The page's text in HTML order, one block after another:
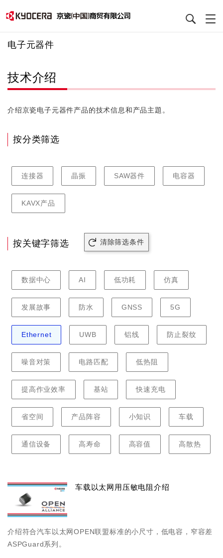
电子元器件
技术介绍
介绍京瓷电子元器件产品的技术信息和产品主題。
按分类筛选
连接器 晶振 SAW器件 电容器
KAVX产品
按关键字筛选 清除筛选条件
数据中心 AI 低功耗 仿真
发展故事 防水 GNSS 5G
Ethernet UWB 铝线 防止裂纹
噪音对策 电路匹配 低热阻
提高作业效率 基站 快速充电
省空间 产品阵容 小知识 车载
通信设备 高寿命 高容值 高散热
车载以太网用压敏电阻介绍
介绍符合汽车以太网OPEN联盟标准的小尺寸，低电容，窄容差
ASPGuard系列。